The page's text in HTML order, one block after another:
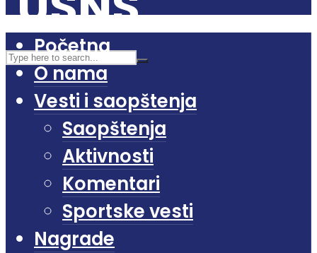
Početna
O nama
Vesti i saopštenja
Saopštenja
Aktivnosti
Komentari
Sportske vesti
Nagrade